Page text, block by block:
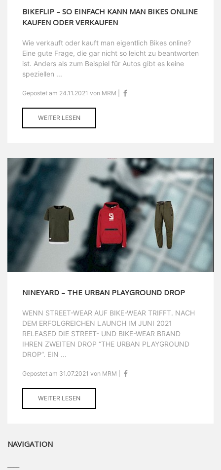
BIKEFLIP – SO EINFACH KANN MAN BIKES ONLINE
KAUFEN ODER VERKAUFEN
Wie verkauft oder kauft man eigentlich Bikes online?
Eine gute Frage, die gar nicht so leicht zu beantworten
ist. Anders als zum Beispiel für Autos gibt es keine
speziellen ...
Gepostet am 24.11.2021 von MRM |
WEITER LESEN
NINEYARD – THE URBAN PLAYGROUND DROP
WENN STREET-WEAR AUF BIKE-WEAR TRIFFT. NACH
DEM ERFOLGREICHEN LAUNCH IM JUNI 2021
RELEASED DIE STREET- UND BIKE-WEAR BRAND
IHREN ZWEITEN DROP “THE URBAN PLAYGROUND
DROP”. EIN ...
Gepostet am 31.07.2021 von MRM |
WEITER LESEN
NAVIGATION